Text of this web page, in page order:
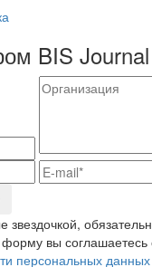
BIS Journal
звездочкой,
вы соглашаетесь
персональных данных